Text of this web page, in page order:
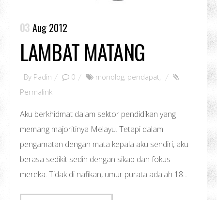
03 Aug 2012
LAMBAT MATANG
By Padin 0 monolog, pendapat,
Permalink
Aku berkhidmat dalam sektor pendidikan yang
memang majoritinya Melayu. Tetapi dalam
pengamatan dengan mata kepala aku sendiri, aku
berasa sedikit sedih dengan sikap dan fokus
mereka. Tidak di nafikan, umur purata adalah 18...